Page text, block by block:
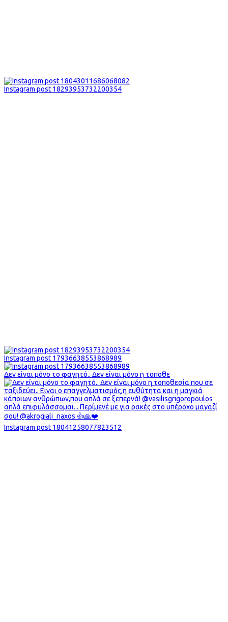
Instagram post 18293953732200354
Instagram post 17936638553868989
Δεν είναι μόνο το φαγητό.. Δεν είναι μόνο η τοποθε
Instagram post 18041258077823512